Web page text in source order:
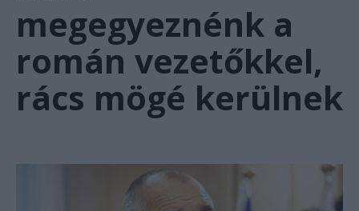
megegyeznénk a
román vezetőkkel,
rács mögé kerülnek